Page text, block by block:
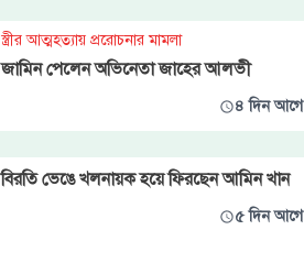
স্ত্রীর আত্মহত্যায় প্ররোচনার মামলা
জামিন পেলেন অভিনেতা জাহের আলভী
৪ দিন আগে
বিরতি ভেঙে খলনায়ক হয়ে ফিরছেন আমিন খান
৫ দিন আগে